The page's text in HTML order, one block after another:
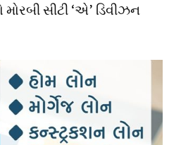
સીટી ‘એ’ ડિવીઝન